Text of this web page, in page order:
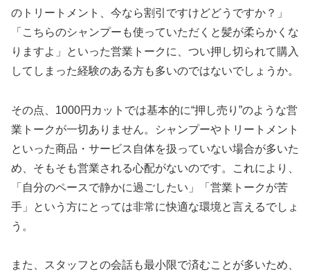
のトリートメント、今なら割引ですけどどうですか？」
「こちらのシャンプーも使っていただくと髪が柔らかくな
りますよ」といった営業トークに、つい押し切られて購入
してしまった経験のある方も多いのではないでしょうか。
その点、1000円カットでは基本的に“押し売り”のような営
業トークが一切ありません。シャンプーやトリートメント
といった商品・サービス自体を扱っていない場合が多いた
め、そもそも営業される心配がないのです。これにより、
「自分のペースで静かに過ごしたい」「営業トークが苦
手」という方にとっては非常に快適な環境と言えるでしょ
う。
また、スタッフとの会話も最小限で済むことが多いため、